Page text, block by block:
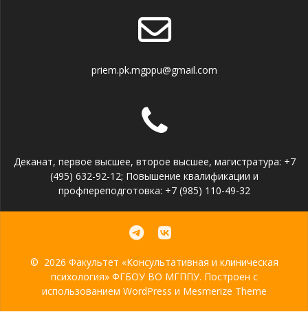
priem.pk.mgppu@gmail.com
Деканат, первое высшее, второе высшее, магистратура: +7
(495) 632-92-12; Повышение квалификации и
профпереподготовка: +7 (985) 110-49-32
© 2026 Факультет «Консультативная и клиническая
психология» ФГБОУ ВО МГППУ. Построен с
использованием WordPress и Mesmerize Theme